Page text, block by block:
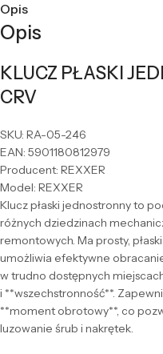
Opis
Opis
KLUCZ PŁASKI
CRV
SKU: RA-05-246
EAN: 5901180812979
Producent: REXXER
Model: REXXER
Klucz płaski jednostronny to
różnych dziedzinach
remontowych. Ma prosty,
umożliwia efektywne
w trudno dostępnych
i **wszechstronność**.
**moment obrotowy**, co
luzowanie śrub i nakrętek.